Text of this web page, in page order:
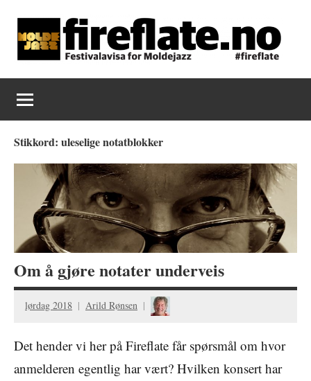
content
Fireflate
Stikkord: uleselige notatblokker
Om å gjøre notater underveis
lørdag 2018 Arild Rønsen
Det hender vi her på Fireflate får spørsmål om hvor
anmelderen egentlig har vært? Hvilken konsert har